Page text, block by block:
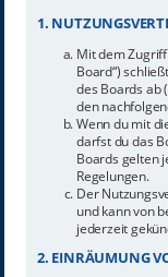
1.
Mit dem Zugriff
Board“)
des Boards ab
den
Wenn du mit
darfst du das
Boards gelten
Regelungen.
Der
und kann von
jederzeit
2. EINRÄUMUNG